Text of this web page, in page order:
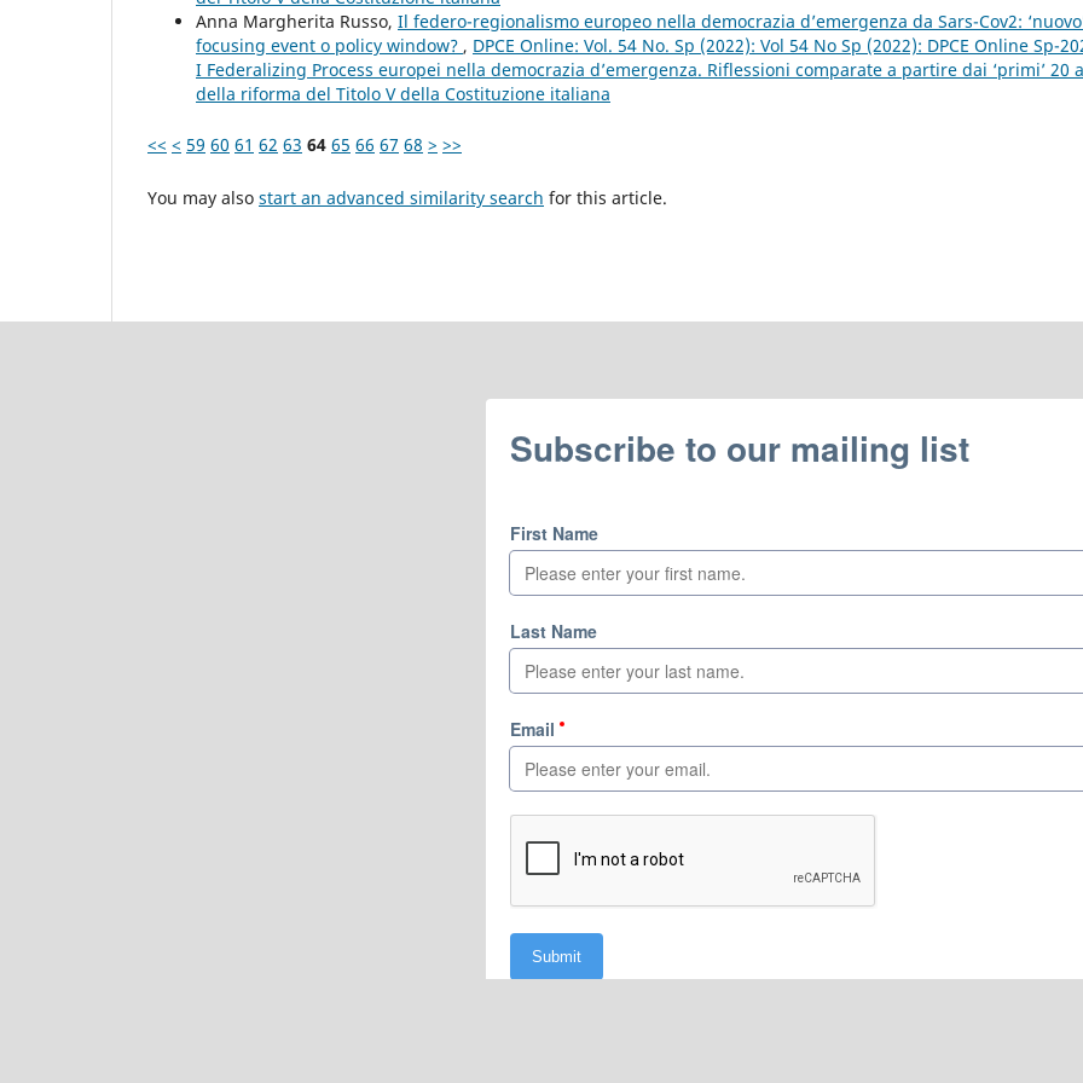
Anna Margherita Russo, Il federo-regionalismo europeo nella democrazia d’emergenza da Sars-Cov2:
focusing event o policy window? , DPCE Online: Vol. 54 No. Sp (2022): Vol 54 No Sp (2022): DPCE Online Sp-
I Federalizing Process europei nella democrazia d’emergenza. Riflessioni comparate a partire dai ‘primi’ 20
della riforma del Titolo V della Costituzione italiana
<< < 59 60 61 62 63 64 65 66 67 68 > >>
You may also start an advanced similarity search for this article.